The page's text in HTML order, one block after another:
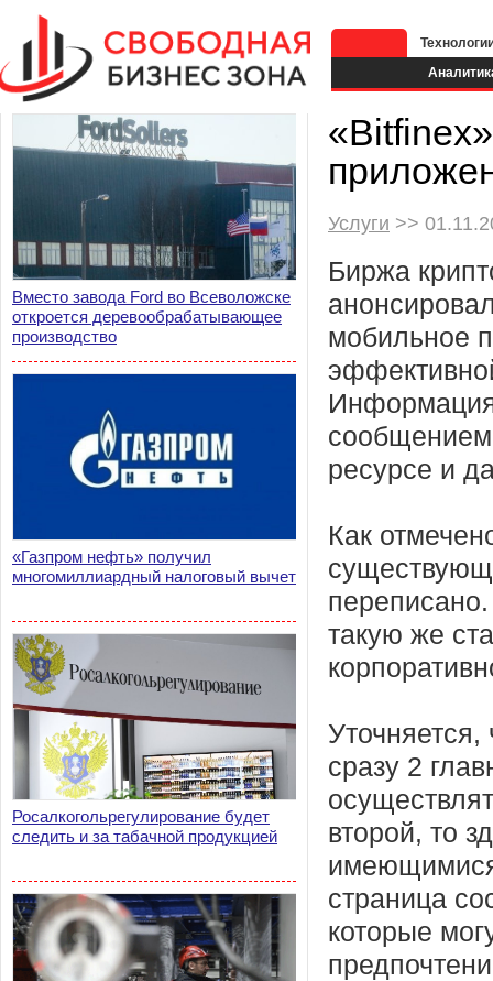
Вместо завода Ford во Всеволожске
откроется деревообрабатывающее
производство
«Газпром нефть» получил
многомиллиардный налоговый вычет
Росалкогольрегулирование будет
следить и за табачной продукцией
Услуги >>
Биржа
мобильное
ресурсе и
Как
такую же
сразу 2
второй, то
страница
которые